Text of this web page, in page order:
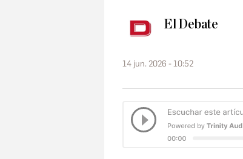
El Debate
14 jun. 2026 - 10:52